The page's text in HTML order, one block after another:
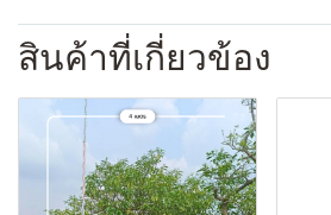
สินค้าที่เกี่ยวข้อง